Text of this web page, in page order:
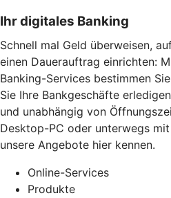
Ihr digitales Banking
Schnell mal Geld überweisen,
einen Dauerauftrag einrichten:
Banking-Services bestimmen
Sie Ihre Bankgeschäfte
und unabhängig von
Desktop-PC oder unterwegs
unsere Angebote hier kennen.
Online-Services
Produkte